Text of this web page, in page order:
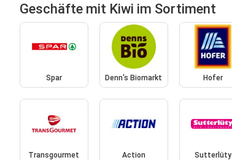
Geschäfte mit Kiwi im Sortiment
Spar Denn's Biomarkt Hofer
Transgourmet Action Sutterlüty